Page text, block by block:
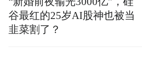
体、创新美育普及形式、
片，推动美育与城市发展、
改善深度融合，让美育之
谷最红的25岁AI股神也被当
韭菜割了？